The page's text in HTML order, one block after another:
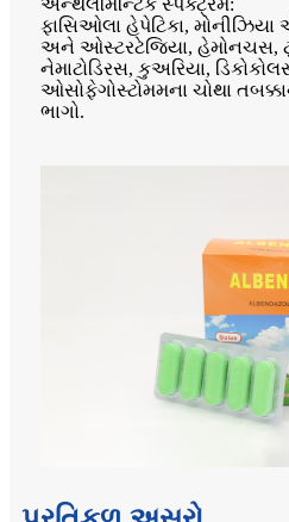
ફાસિઓલા હેપેટિકા,
અને ઓસ્ટરટેજિયા, હેમોનચસ,
નેમાટોડિરસ, કુઅરિયા,
ઓસોફેગોસ્ટોમમના ચોથા
ભાગો.